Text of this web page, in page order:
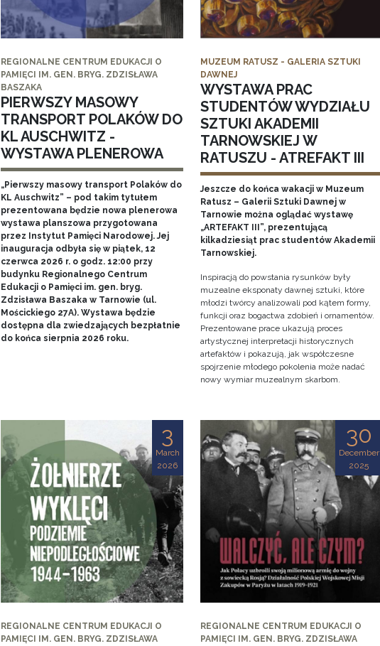
REGIONALNE CENTRUM EDUKACJI O
PAMIĘCI IM. GEN. BRYG. ZDZISŁAWA
BASZAKA
PIERWSZY MASOWY
TRANSPORT POLAKÓW DO
KL AUSCHWITZ -
WYSTAWA PLENEROWA
„Pierwszy masowy transport Polaków do
KL Auschwitz” – pod takim tytułem
prezentowana będzie nowa plenerowa
wystawa planszowa przygotowana
przez Instytut Pamięci Narodowej. Jej
inauguracja odbyła się w piątek, 12
czerwca 2026 r. o godz. 12:00 przy
budynku Regionalnego Centrum
Edukacji o Pamięci im. gen. bryg.
Zdzisława Baszaka w Tarnowie (ul.
Mościckiego 27A). Wystawa będzie
dostępna dla zwiedzających bezpłatnie
do końca sierpnia 2026 roku.
MUZEUM RATUSZ - GALERIA SZTUKI
DAWNEJ
WYSTAWA PRAC
STUDENTÓW WYDZIAŁU
SZTUKI AKADEMII
TARNOWSKIEJ W
RATUSZU - ATREFAKT III
Jeszcze do końca wakacji w Muzeum
Ratusz – Galerii Sztuki Dawnej w
Tarnowie można oglądać wystawę
„ARTEFAKT III”, prezentującą
kilkadziesiąt prac studentów Akademii
Tarnowskiej.
Inspiracją do powstania rysunków były
muzealne eksponaty dawnej sztuki, które
młodzi twórcy analizowali pod kątem formy,
funkcji oraz bogactwa zdobień i ornamentów.
Prezentowane prace ukazują proces
artystycznej interpretacji historycznych
artefaktów i pokazują, jak współczesne
spojrzenie młodego pokolenia może nadać
nowy wymiar muzealnym skarbom.
3
March
2026
REGIONALNE CENTRUM EDUKACJI O
PAMIĘCI IM. GEN. BRYG. ZDZISŁAWA
30
December
2025
REGIONALNE CENTRUM EDUKACJI O
PAMIĘCI IM. GEN. BRYG. ZDZISŁAWA